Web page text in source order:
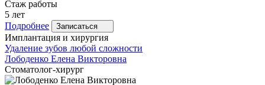
Стаж работы
5 лет
Подробнее
Записаться
Имплантация и хирургия
Удаление зубов любой сложности
Лободенко Елена Викторовна
Стоматолог-хирург